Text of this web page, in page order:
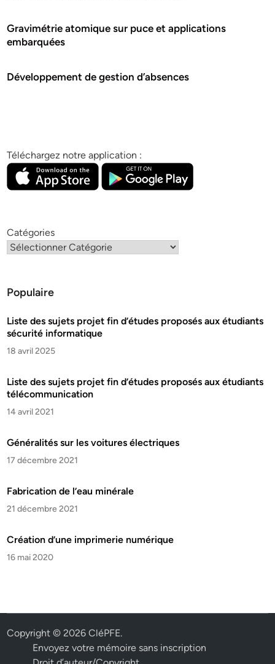
Gravimétrie atomique sur puce et applications
embarquées
Développement de gestion d’absences
Téléchargez notre application :
Catégories
Populaire
Liste des sujets projet fin d’études proposés aux étudiants
sécurité informatique
18 avril 2025
Liste des sujets projet fin d’études proposés aux étudiants
télécommunication
14 avril 2021
Généralités sur les voitures électriques
17 décembre 2021
Fabrication de l’eau minérale
21 décembre 2021
Création d’une imprimerie numérique
16 mai 2020
Copyright © 2026CléPFE.
Envoyez votre mémoire sans inscription